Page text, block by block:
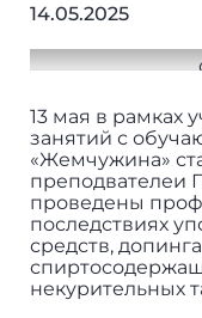
14.05.2025
13 мая в рамках
занятий с
«Жемчужина»
преподвателеи
проведены
последствиях
средств,
некурительных